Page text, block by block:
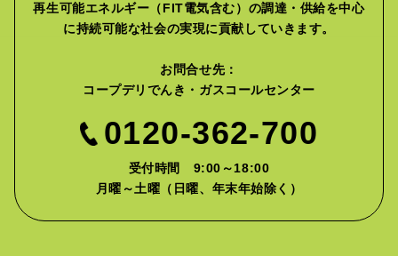
再生可能エネルギー（FIT電気含む）の調達・供給を中心
に持続可能な社会の実現に貢献していきます。
お問合せ先：
コープデリでんき・ガスコールセンター
0120-362-700
受付時間 9:00～18:00
月曜～土曜（日曜、年末年始除く）